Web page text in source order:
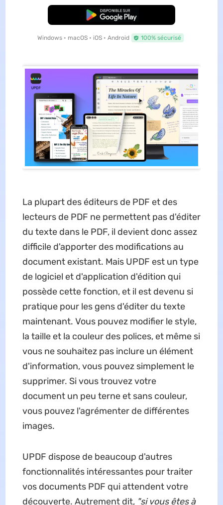
TÉLÉCHARGER
Windows • macOS • iOS • Android 100% sécurisé
La plupart des éditeurs de PDF et des
lecteurs de PDF ne permettent pas d'éditer
du texte dans le PDF, il devient donc assez
difficile d'apporter des modifications au
document existant. Mais UPDF est un type
de logiciel et d'application d'édition qui
possède cette fonction, et il est devenu si
pratique pour les gens d'éditer du texte
maintenant. Vous pouvez modifier le style,
la taille et la couleur des polices, et même si
vous ne souhaitez pas inclure un élément
d'information, vous pouvez simplement le
supprimer. Si vous trouvez votre
document un peu terne et sans couleur,
vous pouvez l'agrémenter de différentes
images.
UPDF dispose de beaucoup d'autres
fonctionnalités intéressantes pour traiter
vos documents PDF qui attendent votre
découverte. Autrement dit, "si vous êtes à